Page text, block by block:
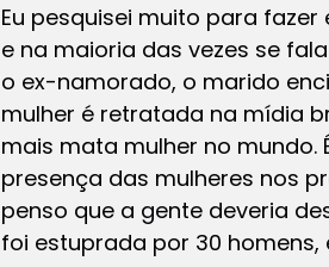
Eu pesquisei muito para
e na maioria das vezes se
o ex-namorado, o marido
mulher é retratada na mídia
mais mata mulher no
presença das mulheres nos
penso que a gente deveria
foi estuprada por 30